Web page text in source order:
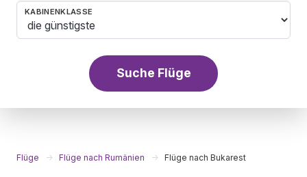
KABINENKLASSE
Suche Flüge
Flüge Flüge nach Rumänien Flüge nach Bukarest